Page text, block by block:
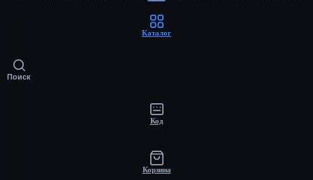
Каталог
Поиск
Код
Корзина